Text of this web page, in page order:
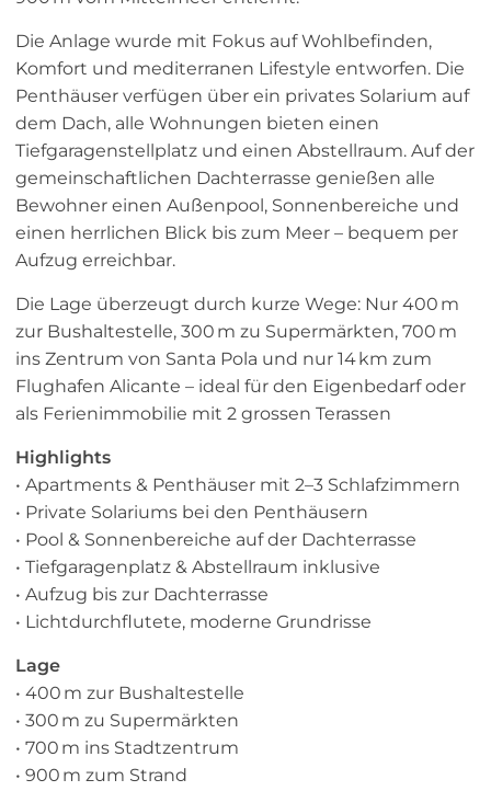
Die Anlage wurde mit Fokus auf Wohlbefinden,
Komfort und mediterranen Lifestyle entworfen. Die
Penthäuser verfügen über ein privates Solarium auf
dem Dach, alle Wohnungen bieten einen
Tiefgaragenstellplatz und einen Abstellraum. Auf der
gemeinschaftlichen Dachterrasse genießen alle
Bewohner einen Außenpool, Sonnenbereiche und
einen herrlichen Blick bis zum Meer – bequem per
Aufzug erreichbar.
Die Lage überzeugt durch kurze Wege: Nur 400 m
zur Bushaltestelle, 300 m zu Supermärkten, 700 m
ins Zentrum von Santa Pola und nur 14 km zum
Flughafen Alicante – ideal für den Eigenbedarf oder
als Ferienimmobilie mit 2 grossen Terassen
Highlights
• Apartments & Penthäuser mit 2–3 Schlafzimmern
• Private Solariums bei den Penthäusern
• Pool & Sonnenbereiche auf der Dachterrasse
• Tiefgaragenplatz & Abstellraum inklusive
• Aufzug bis zur Dachterrasse
• Lichtdurchflutete, moderne Grundrisse
Lage
• 400 m zur Bushaltestelle
• 300 m zu Supermärkten
• 700 m ins Stadtzentrum
• 900 m zum Strand